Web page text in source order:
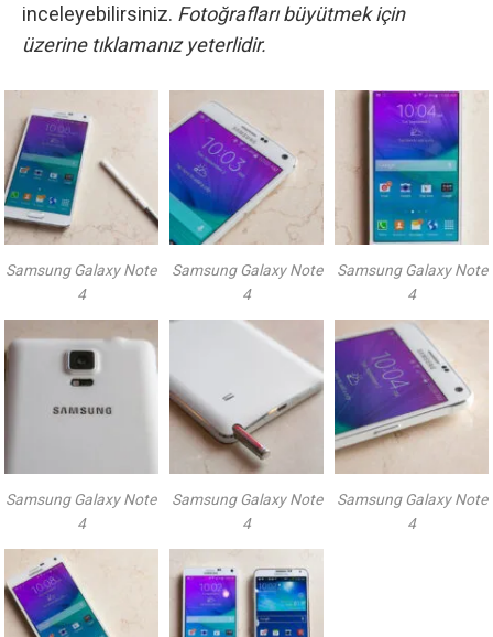
inceleyebilirsiniz. Fotoğrafları büyütmek için
üzerine tıklamanız yeterlidir.
Samsung Galaxy Note
4
Samsung Galaxy Note
4
Samsung Galaxy Note
4
Samsung Galaxy Note
4
Samsung Galaxy Note
4
Samsung Galaxy Note
4